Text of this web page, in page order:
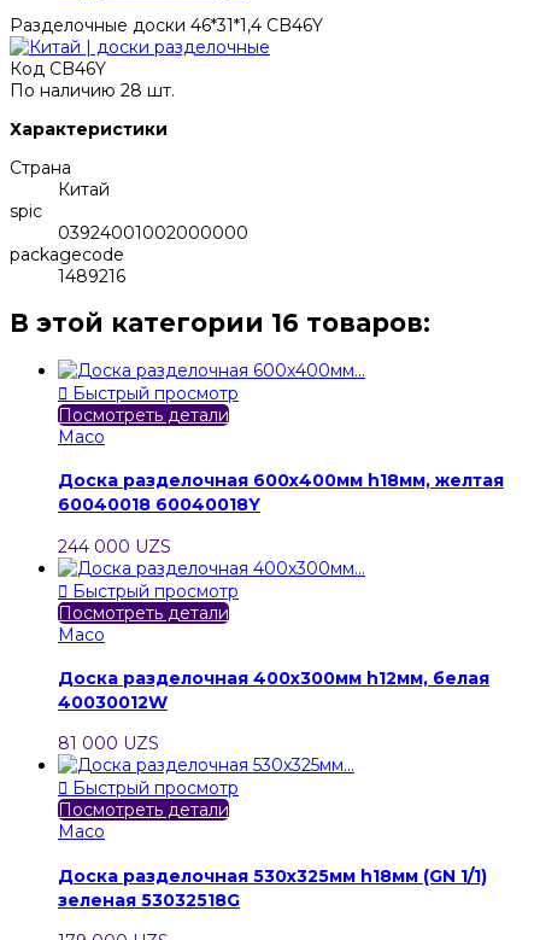
Разделочные доски 46*31*1,4 CB46Y
Код CB46Y
По наличию 28 шт.
Характеристики
Страна
Китай
spic
03924001002000000
packagecode
1489216
В этой категории 16 товаров:
 Быстрый просмотр
Посмотреть детали
Maco
Доска разделочная 600х400мм h18мм, желтая
60040018 60040018Y
244 000 UZS
 Быстрый просмотр
Посмотреть детали
Maco
Доска разделочная 400х300мм h12мм, белая
40030012W
81 000 UZS
 Быстрый просмотр
Посмотреть детали
Maco
Доска разделочная 530х325мм h18мм (GN 1/1)
зеленая 53032518G